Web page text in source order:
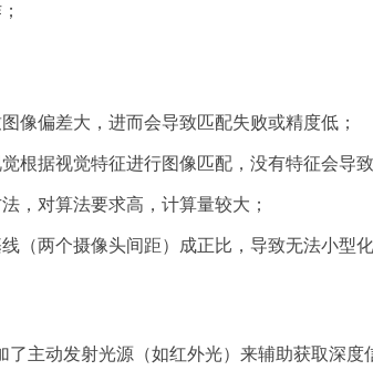
像偏差大，进而会导致匹配失败或精度低；
根据视觉特征进行图像匹配，没有特征会导致
，对算法要求高，计算量较大；
（两个摄像头间距）成正比，导致无法小型化
主动发射光源（如红外光）来辅助获取深